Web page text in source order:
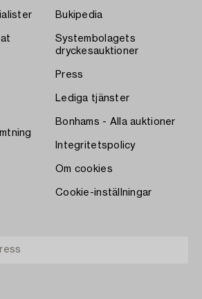
Bukipedia
Systembolagets
dryckesauktioner
Press
Lediga tjänster
Bonhams - Alla auktioner
Integritetspolicy
Om cookies
Cookie-inställningar